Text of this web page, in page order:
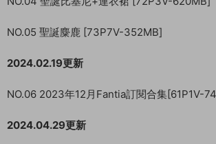
NO.05 聖誕麋鹿 [73P7V-352MB]
2024.02.19更新
NO.06 2023年12月Fantia訂閱合集[61P1V-
2024.04.29更新